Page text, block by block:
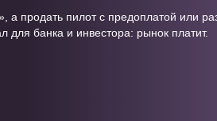
продать пилот с предоплатой или
для банка и инвестора: рынок платит.